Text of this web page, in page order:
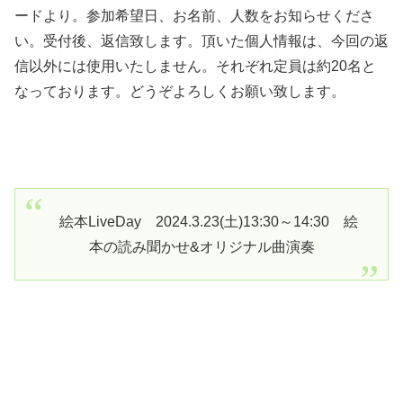
ードより。参加希望日、お名前、人数をお知らせくださ
い。受付後、返信致します。頂いた個人情報は、今回の返
信以外には使用いたしません。それぞれ定員は約20名と
なっております。どうぞよろしくお願い致します。
絵本LiveDay 2024.3.23(土)13:30～14:30 絵
本の読み聞かせ&オリジナル曲演奏